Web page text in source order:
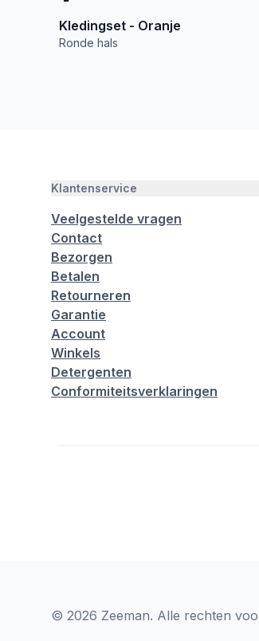
Kledingset - Oranje
Ronde hals
Klantenservice
Veelgestelde vragen
Contact
Bezorgen
Betalen
Retourneren
Garantie
Account
Winkels
Detergenten
Conformiteitsverklaringen
© 2026 Zeeman. Alle rechten